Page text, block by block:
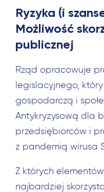
Ryzyka (i
Możliwość
publicznej
Rząd opracowuje
legislacyjnego,
gospodarczą i
Antykryzysową dla
przedsiębiorców i
z pandemią wirusa
Z których
najbardziej